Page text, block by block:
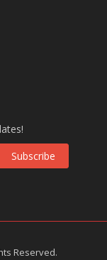
Subscribe
Reserved.